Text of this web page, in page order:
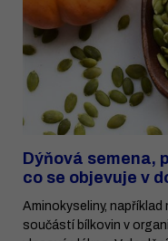
Dýňová semena,
co se objevuje v
Aminokyseliny,
součástí bílkovin v